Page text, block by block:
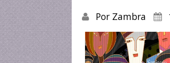
Por Zambra